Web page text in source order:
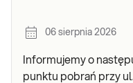
06 sierpnia 2026
Informujemy o
punktu pobrań przy